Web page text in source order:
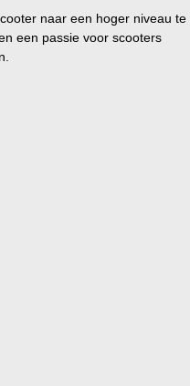
naar een hoger niveau te
een passie voor scooters